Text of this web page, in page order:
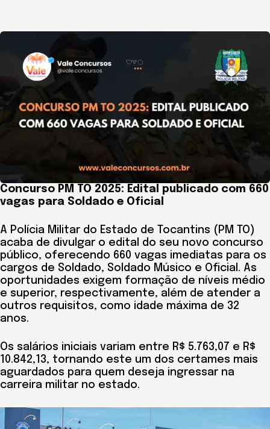
Concurso PM TO 2025: Edital publicado com 660
vagas para Soldado e Oficial
A Polícia Militar do Estado de Tocantins (PM TO)
acaba de divulgar o edital do seu novo concurso
público, oferecendo 660 vagas imediatas para os
cargos de Soldado, Soldado Músico e Oficial. As
oportunidades exigem formação de níveis médio
e superior, respectivamente, além de atender a
outros requisitos, como idade máxima de 32
anos.
Os salários iniciais variam entre R$ 5.763,07 e R$
10.842,13, tornando este um dos certames mais
aguardados para quem deseja ingressar na
carreira militar no estado.